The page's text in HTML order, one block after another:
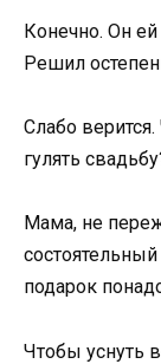
Конечно. Он
Решил
Слабо
гулять
Мама, не
подарок
Чтобы уснуть